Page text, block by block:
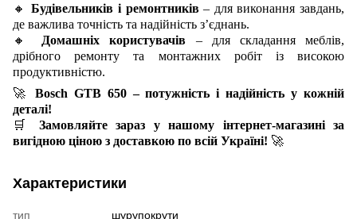
🔸
Будівельників і ремонтників– для виконання завдань,
де важлива точність та надійність з’єднань.
🔸
Домашніх користувачів – для складання меблів,
дрібного ремонту та монтажних робіт із високою
продуктивністю.
🚀
Bosch GTB 650 – потужність і надійність у кожній
деталі!
🛒
Замовляйте зараз у нашому інтернет-магазині за
вигідною ціною з доставкою по всій Україні! 🚀
Характеристики
тип
шурупокрути